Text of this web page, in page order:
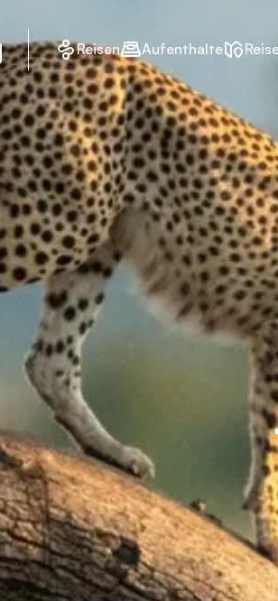
Reisen Aufenthalte